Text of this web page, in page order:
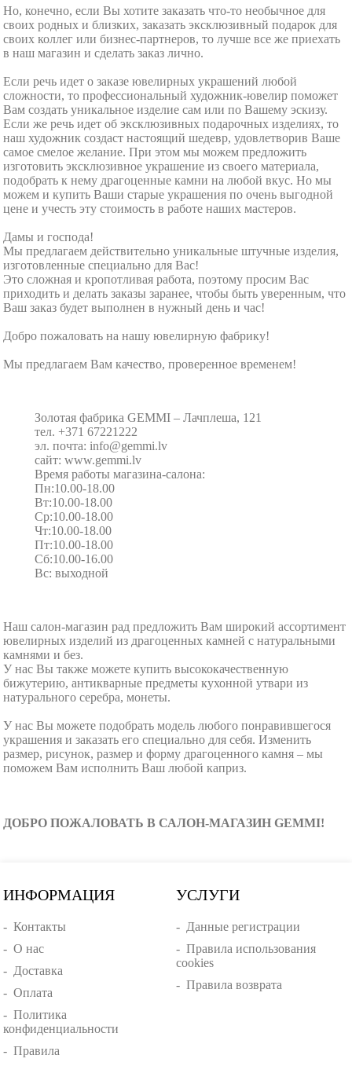
Но, конечно, если Вы хотите заказать что-то необычное для
своих родных и близких, заказать эксклюзивный подарок для
своих коллег или бизнес-партнеров, то лучше все же приехать
в наш магазин и сделать заказ лично.
Если речь идет о заказе ювелирных украшений любой
сложности, то профессиональный художник-ювелир поможет
Вам создать уникальное изделие сам или по Вашему эскизу.
Если же речь идет об эксклюзивных подарочных изделиях, то
наш художник создаст настоящий шедевр, удовлетворив Ваше
самое смелое желание. При этом мы можем предложить
изготовить эксклюзивное украшение из своего материала,
подобрать к нему драгоценные камни на любой вкус. Но мы
можем и купить Ваши старые украшения по очень выгодной
цене и учесть эту стоимость в работе наших мастеров.
Дамы и господа!
Мы предлагаем действительно уникальные штучные изделия,
изготовленные специально для Вас!
Это сложная и кропотливая работа, поэтому просим Вас
приходить и делать заказы заранее, чтобы быть уверенным, что
Ваш заказ будет выполнен в нужный день и час!
Добро пожаловать на нашу ювелирную фабрику!
Мы предлагаем Вам качество, проверенное временем!
Золотая фабрика GEMMI – Лачплеша, 121
тел. +371 67221222
эл. почта: info@gemmi.lv
сайт: www.gemmi.lv
Время работы магазина-салона:
Пн:10.00-18.00
Вт:10.00-18.00
Ср:10.00-18.00
Чт:10.00-18.00
Пт:10.00-18.00
Сб:10.00-16.00
Вс: выходной
Наш салон-магазин рад предложить Вам широкий ассортимент
ювелирных изделий из драгоценных камней с натуральными
камнями и без.
У нас Вы также можете купить высококачественную
бижутерию, антикварные предметы кухонной утвари из
натурального серебра, монеты.
У нас Вы можете подобрать модель любого понравившегося
украшения и заказать его специально для себя. Изменить
размер, рисунок, размер и форму драгоценного камня – мы
поможем Вам исполнить Ваш любой каприз.
ДОБРО ПОЖАЛОВАТЬ В САЛОН-МАГАЗИН GEMMI!
ИНФОРМАЦИЯ
-Контакты
-О нас
- Доставка
-Оплата
-Политика
конфиденциальности
-Правила
УСЛУГИ
- Данные регистрации
- Правила использования
cookies
- Правила возврата